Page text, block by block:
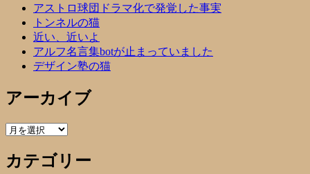
アストロ球団ドラマ化で発覚した事実
トンネルの猫
近い、近いよ
アルフ名言集botが止まっていました
デザイン塾の猫
アーカイブ
ア
カ
カテゴリー